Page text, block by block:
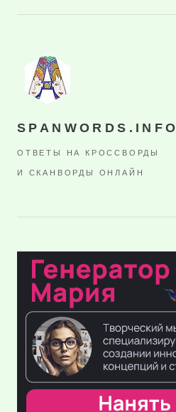
SPANWORDS.INFO
ОТВЕТЫ НА КРОССВОРДЫ
И СКАНВОРДЫ ОНЛАЙН